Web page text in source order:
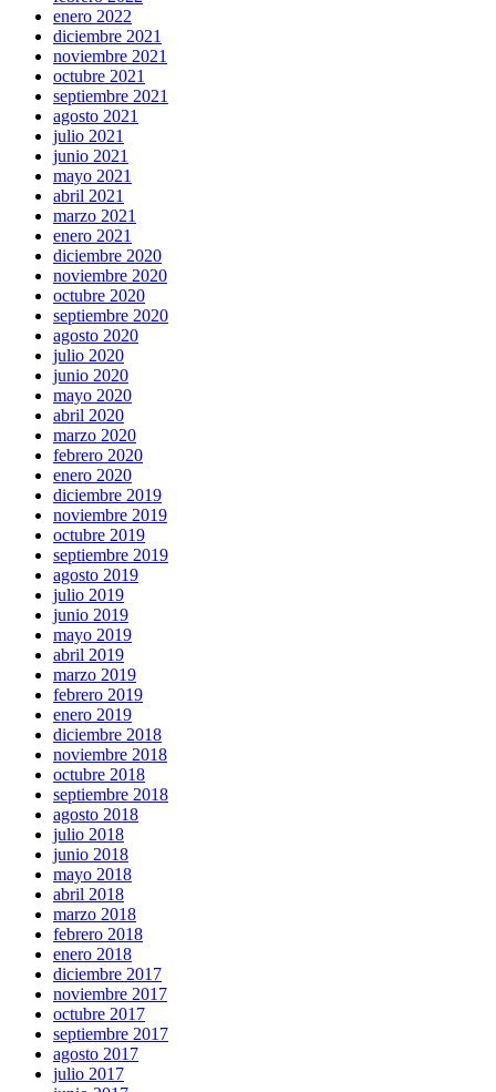
enero 2022
diciembre 2021
noviembre 2021
octubre 2021
septiembre 2021
agosto 2021
julio 2021
junio 2021
mayo 2021
abril 2021
marzo 2021
enero 2021
diciembre 2020
noviembre 2020
octubre 2020
septiembre 2020
agosto 2020
julio 2020
junio 2020
mayo 2020
abril 2020
marzo 2020
febrero 2020
enero 2020
diciembre 2019
noviembre 2019
octubre 2019
septiembre 2019
agosto 2019
julio 2019
junio 2019
mayo 2019
abril 2019
marzo 2019
febrero 2019
enero 2019
diciembre 2018
noviembre 2018
octubre 2018
septiembre 2018
agosto 2018
julio 2018
junio 2018
mayo 2018
abril 2018
marzo 2018
febrero 2018
enero 2018
diciembre 2017
noviembre 2017
octubre 2017
septiembre 2017
agosto 2017
julio 2017